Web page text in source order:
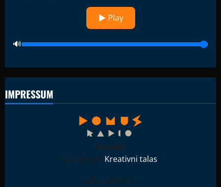
▶ Play
IMPRESSUM
Osnivač:
Udruženje "Kreativni talas"
MB: 28396511